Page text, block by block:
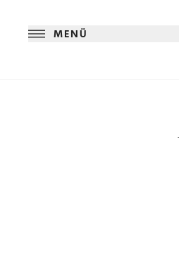
MENÜ